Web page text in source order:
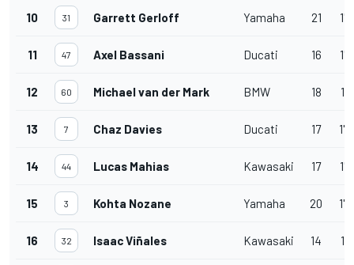
10 31 Garrett Gerloff Yamaha 21
11 47 Axel Bassani Ducati 16
12 60 Michael van der Mark BMW 18
13 7 Chaz Davies Ducati 17
14 44 Lucas Mahias Kawasaki 17
15 3 Kohta Nozane Yamaha 20
16 32 Isaac Viñales Kawasaki 14